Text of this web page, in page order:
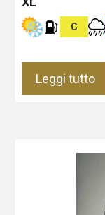
C
Leggi tutto